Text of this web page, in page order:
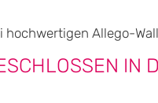
Allego-
IN